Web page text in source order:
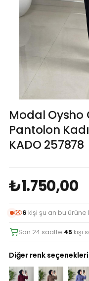
Modal Oysho
Pantolon
KADO 257878
₺1.750,00
6 kişi şu an bu ürüne
Son 24 saatte 45 kişi
Diğer renk seçenekleri